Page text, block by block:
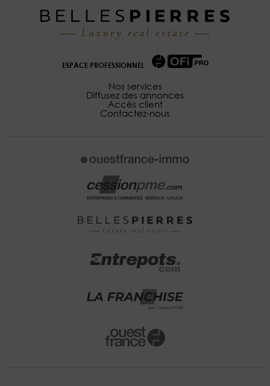
ESPACE PROFESSIONNEL
Nos services
Diffusez des annonces
Accès client
Contactez-nous